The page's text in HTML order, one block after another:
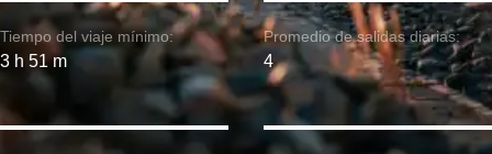
Tiempo del viaje mínimo:
3 h 51 m
Promedio de salidas diarias:
4